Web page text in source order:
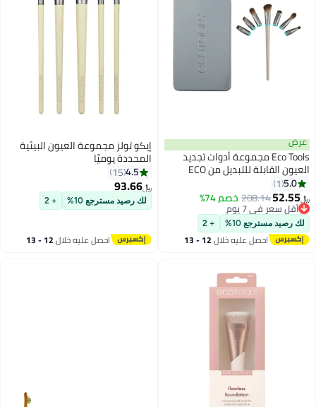
عرض
Eco Tools مجموعة أدوات تجديد
العيون القابلة للتبديل من ECO
5.0
1
﷼‏52.55
208.14 خصم 74%
أقل سعر في 7 يوم
أقل سعر في 7 يوم
لك رصيد مسترجع 10% + 2
احصل عليه خلال 12 - 13
إيكو تولز مجموعة العيون البيئية
المحددة يوميًا
4.5
15
﷼‏93.66
لك رصيد مسترجع 10% + 2
احصل عليه خلال 12 - 13